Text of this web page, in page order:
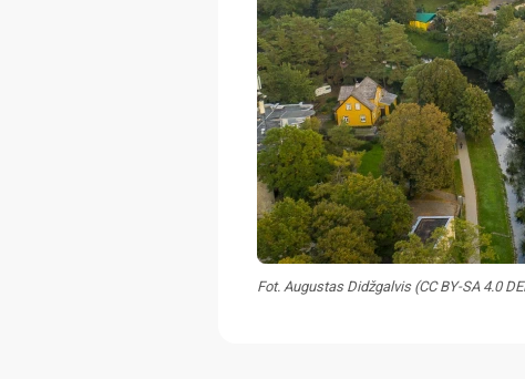
Fot. Augustas Didžgalvis (CC BY-SA 4.0